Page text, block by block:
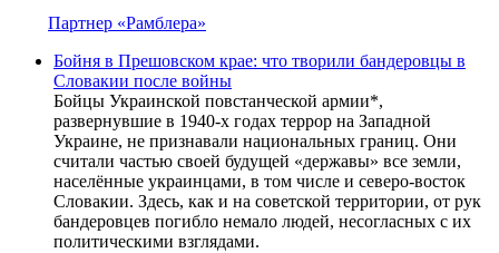
Партнер «Рамблера»
Бойня в Прешовском крае: что творили бандеровцы в
Словакии после войны
Бойцы Украинской повстанческой армии*,
развернувшие в 1940-х годах террор на Западной
Украине, не признавали национальных границ. Они
считали частью своей будущей «державы» все земли,
населённые украинцами, в том числе и северо-восток
Словакии. Здесь, как и на советской территории, от рук
бандеровцев погибло немало людей, несогласных с их
политическими взглядами.